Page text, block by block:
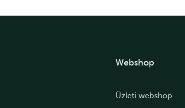
Webshop
Üzleti webshop